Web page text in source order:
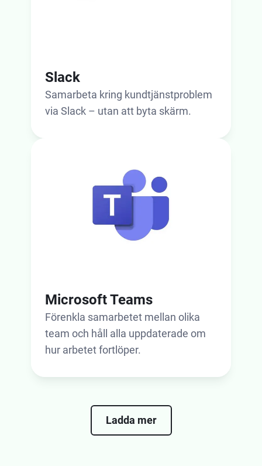
Slack
Samarbeta kring kundtjänstproblem
via Slack – utan att byta skärm.
Microsoft Teams
Förenkla samarbetet mellan olika
team och håll alla uppdaterade om
hur arbetet fortlöper.
Ladda mer